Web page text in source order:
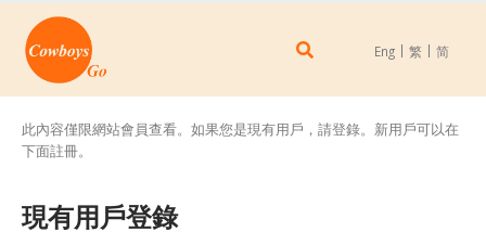
Eng 繁 简
此內容僅限網站會員查看。如果您是現有用戶，請登錄。新用戶可以在
下面註冊。
現有用戶登錄